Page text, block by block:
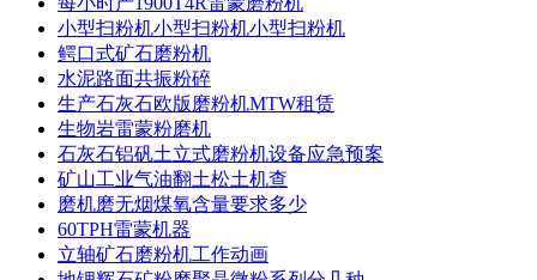
小型扫粉机小型扫粉机小型扫粉机
鳄口式矿石磨粉机
水泥路面共振粉碎
生产石灰石欧版磨粉机MTW租赁
生物岩雷蒙粉磨机
石灰石铝矾土立式磨粉机设备应急预案
矿山工业气油翻土松土机查
磨机磨无烟煤氧含量要求多少
60TPH雷蒙机器
立轴矿石磨粉机工作动画